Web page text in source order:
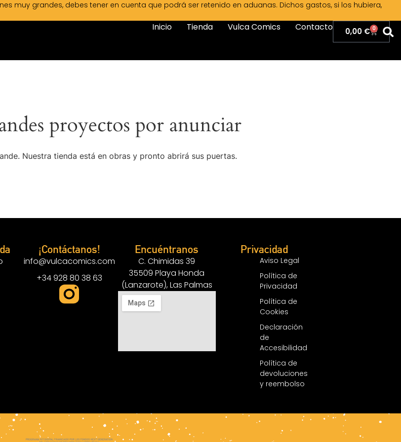
muy grandes, debes tener en cuenta que podrá ser retenido en aduanas. Dichos gastos, si los hubiera,
Inicio Tienda Vulca Comics Contacto 0,00 € 0
proyectos por anunciar
Nuestra tienda está en obras y pronto abrirá sus puertas.
¡Contáctanos!
info@vulcacomics.com
+34 928 80 38 63
Encuéntranos
C. Chimidas 39
35509 Playa Honda
(Lanzarote), Las Palmas
Privacidad
Aviso Legal
Política de
Privacidad
Política de
Cookies
Declaración
de
Accesibilidad
Política de
devoluciones
y reembolso